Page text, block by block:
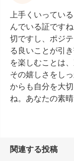
上手くいってい
んでいる証です
切ですし、ポジ
る良いことが引
を楽しむことは
その嬉しさをし
からも自分を大
ね。あなたの素
関連する投稿